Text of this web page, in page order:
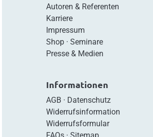
Autoren & Referenten
Karriere
Impressum
Shop· Seminare
Presse & Medien
Informationen
AGB · Datenschutz
Widerrufsinformation
Widerrufsformular